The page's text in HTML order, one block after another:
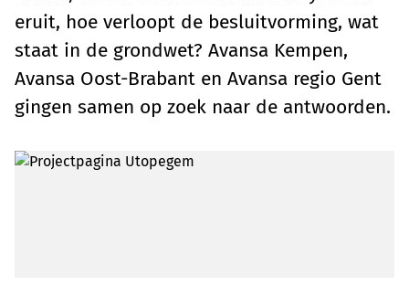
eruit, hoe verloopt de besluitvorming, wat
staat in de grondwet? Avansa Kempen,
Avansa Oost-Brabant en Avansa regio Gent
gingen samen op zoek naar de antwoorden.